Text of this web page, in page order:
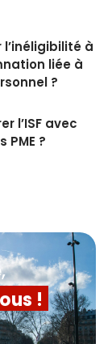
à
liée à
?
l’ISF avec
PME ?
!